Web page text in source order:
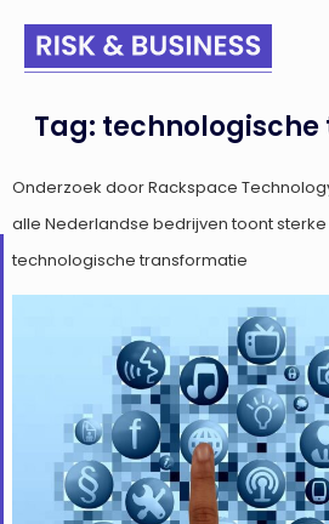
Tag:
Onderzoek door Rackspace
alle Nederlandse bedrijven toont
technologische transformatie